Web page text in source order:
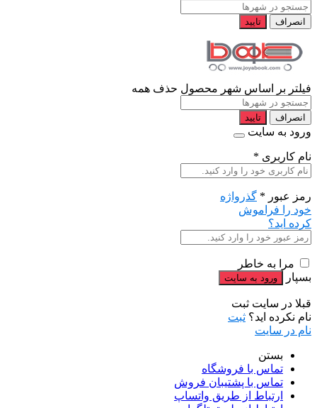
انصراف تایید
فیلتر بر اساس شهر محصول حذف همه
انصراف تایید
ورود به سایت
نام کاربری *
رمز عبور * گذرواژه
خود را فراموش
کرده اید؟
مرا به خاطر
بسپار
قبلا در سایت ثبت
نام نکرده اید؟ ثبت
نام در سایت
بستن
تماس با فروشگاه
تماس با پشتیبان فروش
ارتباط از طریق واتساپ